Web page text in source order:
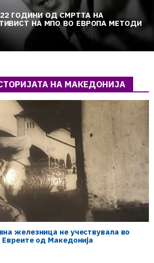
ГОДИНИ ОД СМРТТА НА
НА МПО ВО ЕВРОПА МЕТОДИ
НА МАКЕДОНИЈА
железница не учествувала во
Евреите од Македонија